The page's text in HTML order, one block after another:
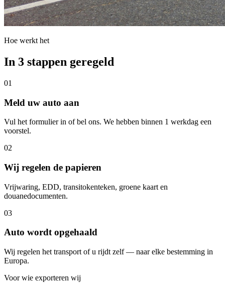
Hoe werkt het
In 3 stappen geregeld
01
Meld uw auto aan
Vul het formulier in of bel ons. We hebben binnen 1 werkdag een
voorstel.
02
Wij regelen de papieren
Vrijwaring, EDD, transitokenteken, groene kaart en
douanedocumenten.
03
Auto wordt opgehaald
Wij regelen het transport of u rijdt zelf — naar elke bestemming in
Europa.
Voor wie exporteren wij